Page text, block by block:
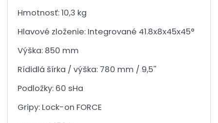
Hmotnosť: 10,3 kg
Hlavové zloženie: Integrované 41.8x8x45x45°
Výška: 850 mm
Rídidlá šírka / výška: 780 mm / 9,5''
Podložky: 60 sHa
Gripy: Lock-on FORCE